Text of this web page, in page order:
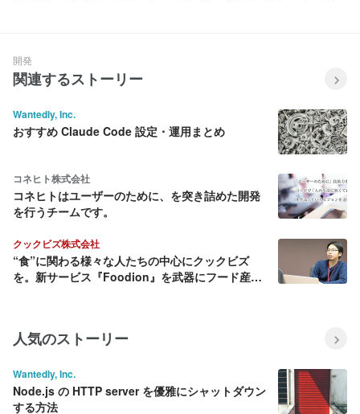
開発
関連するストーリー
Wantedly, Inc.
おすすめ Claude Code 設定・運用まとめ
コネヒト株式会社
コネヒトはユーザーのために、を突き詰めた開発
を行うチームです。
クックビズ株式会社
“食”に関わる様々な人たちの中心にクックビズ
を。新サービス『Foodion』を武器にフード産業
人気のストーリー
Wantedly, Inc.
Node.js の HTTP server を優雅にシャットダウン
する方法